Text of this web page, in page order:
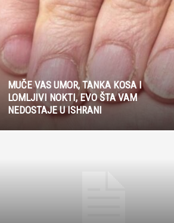
MUČE VAS UMOR, TANKA KOSA I
LOMLJIVI NOKTI, EVO ŠTA VAM
NEDOSTAJE U ISHRANI